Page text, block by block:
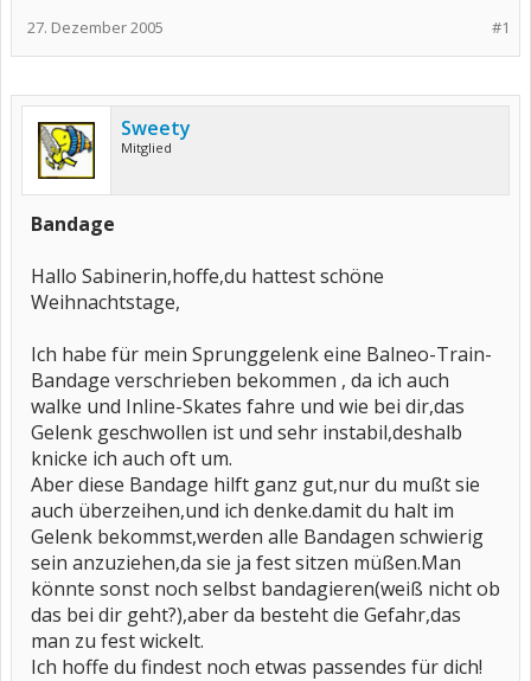
#1
27. Dezember 2005
Sweety
Mitglied
Bandage
Hallo Sabinerin,hoffe,du hattest schöne
Weihnachtstage,
Ich habe für mein Sprunggelenk eine Balneo-Train-
Bandage verschrieben bekommen , da ich auch
walke und Inline-Skates fahre und wie bei dir,das
Gelenk geschwollen ist und sehr instabil,deshalb
knicke ich auch oft um.
Aber diese Bandage hilft ganz gut,nur du mußt sie
auch überzeihen,und ich denke.damit du halt im
Gelenk bekommst,werden alle Bandagen schwierig
sein anzuziehen,da sie ja fest sitzen müßen.Man
könnte sonst noch selbst bandagieren(weiß nicht ob
das bei dir geht?),aber da besteht die Gefahr,das
man zu fest wickelt.
Ich hoffe du findest noch etwas passendes für dich!